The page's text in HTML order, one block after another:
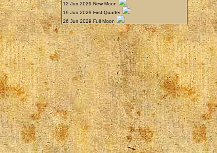
12 Jun 2029 New Moon
19 Jun 2029 First Quarter
26 Jun 2029 Full Moon